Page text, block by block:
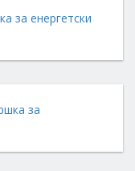
за енергетски
за